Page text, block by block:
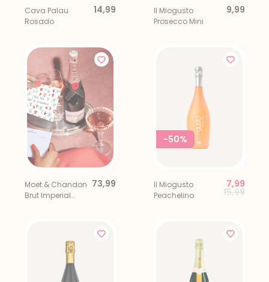
Cava Palau
Rosado
14,99
Il Miogusto
Prosecco Mini
9,99
Moet & Chandon
Brut Imperial
73,99
-50%
Il Miogusto
Peachelino
Price
15,99to
7,99